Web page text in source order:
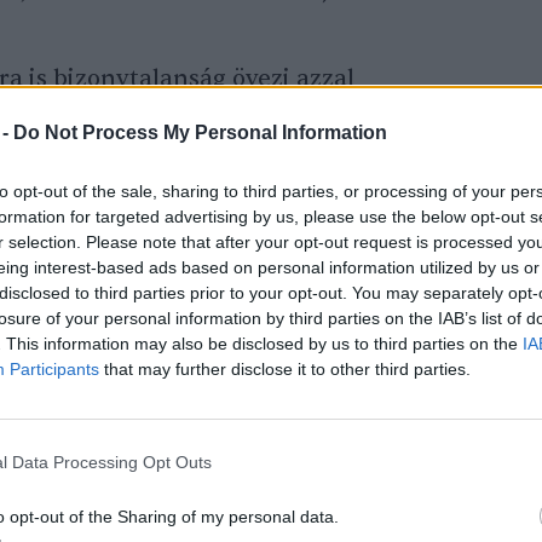
Do Not Process My Personal Information
opt-out of the sale, sharing to third parties, or processing of your
for targeted advertising by us, please use the below opt-out
selection. Please note that after your opt-out request is processed
interest-based ads based on personal information utilized by us
to third parties prior to your opt-out. You may separately
of your personal information by third parties on the IAB’s list of
This information may also be disclosed by us to third parties on the
Participants that may further disclose it to other third parties.
Data Processing Opt Outs
opt-out of the Sharing of my personal data.
is bizonytalanság övezi azzal
hogyan fogja meghatározni a több
támogatását, és hogy a költségeket
vagy az államkincstár fogja-e viselni.
ágazati konzultációt követően még
a helyzetet.
közé tartoznak a „zöld
a vízből hidrogént vonnak ki, és
marad, valamint a „kék hidrogén”,
vonja ki a hidrogént, mielőtt a
gázok kibocsátását megkötné. A múlt
és Stanford egyetemek kutatói